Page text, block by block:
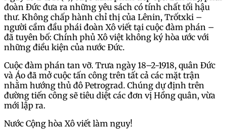
đoàn Đức đưa ra những yêu sách có tính chất tối hậu
thư. Không chấp hành chỉ thị của Lênin, Trốtxki –
người cầm đầu phái đoàn Xô viết tại cuộc đàm phán –
đã tuyên bố: Chính phủ Xô việt không ký hòa ước với
những điều kiện của nước Đức.
Cuộc đàm phán tan vỡ. Trưa ngày 18–2-1918, quân Đức
và Áo đã mở cuộc tấn công trên tất cả các mặt trận
nhằm hướng thủ đô Petrograd. Chúng dự định trên
đường tiến công sẽ tiêu diệt các đơn vị Hồng quân, vừa
mới lập ra.
Nước Cộng hòa Xô viết làm nguy!